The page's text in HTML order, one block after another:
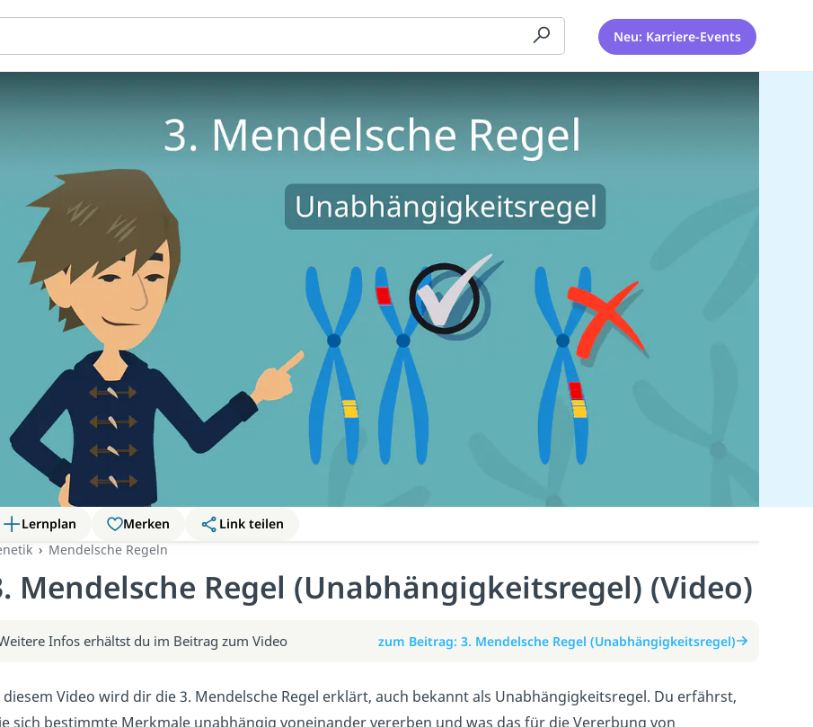
Neu: Karriere-Events
Lernplan Merken
Link teilen
Mendelsche Regeln
Mendelsche Regel (Unabhängigkeitsregel) (Video)
Infos erhältst du im Beitrag zum Video zum Beitrag: 3. Mendelsche Regel (Unabhängigkeitsregel)
diesem Video wird dir die 3. Mendelsche Regel erklärt, auch bekannt als Unabhängigkeitsregel. Du erfährst,
sich bestimmte Merkmale unabhängig voneinander vererben und was das für die Vererbung von